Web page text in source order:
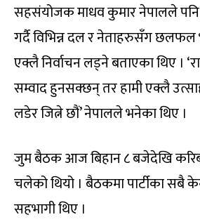
सहसंयोजक माधव कुमार नेपालले
गर्दै विभिन्न दल र नेताहरुसँग
एक्लै निर्वाचन लड्ने बताएका थिए ।
सम्वाद हुनसक्छन् तर हामी एक्लै
लडेर जित्ने छौं’ नेपालले भनेका थिए ।
जुम बैठक आज बिहान ८ बजेदेखि
चलेको थियो । बैठकमा पार्टीका सबै
सहभागी थिए ।